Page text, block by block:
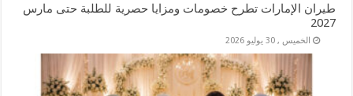
طيران الإمارات تطرح خصومات ومزايا حصرية للطلبة حتى مارس
2027
الخميس , 30 يوليو 2026